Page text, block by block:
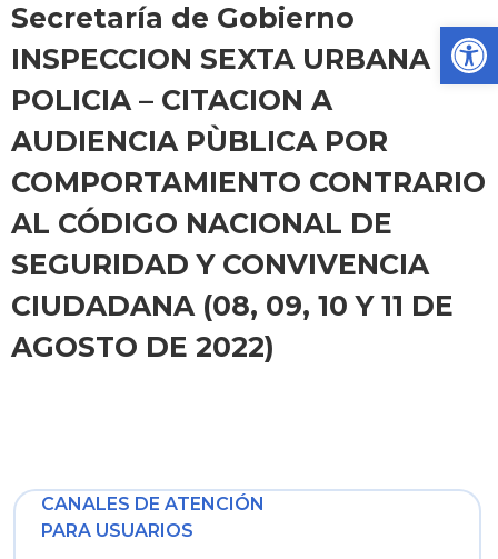
Secretaría de Gobierno
INSPECCION SEXTA URBANA DE
POLICIA – CITACION A
AUDIENCIA PÙBLICA POR
COMPORTAMIENTO CONTRARIO
AL CÓDIGO NACIONAL DE
SEGURIDAD Y CONVIVENCIA
CIUDADANA (08, 09, 10 Y 11 DE
AGOSTO DE 2022)
CANALES DE ATENCIÓN
PARA USUARIOS